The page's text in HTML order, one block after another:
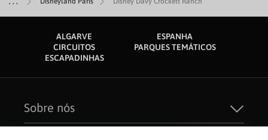
ALGARVE
ESPANHA
CIRCUITOS
PARQUES TEMÁTICOS
ESCAPADINHAS
Sobre nós
Quem Somos